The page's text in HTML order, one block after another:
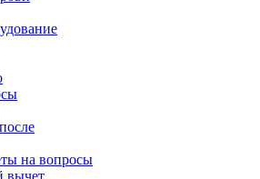
на вопросы
вычет